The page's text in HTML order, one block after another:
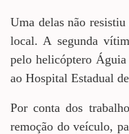
Uma delas não
local. A segunda
pelo helicóptero
ao Hospital Estadual
Por conta dos
remoção do veículo,